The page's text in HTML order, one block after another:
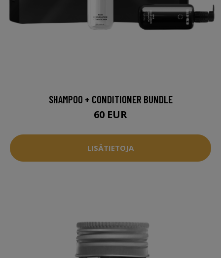
SHAMPOO + CONDITIONER BUNDLE
60 EUR
LISÄTIETOJA